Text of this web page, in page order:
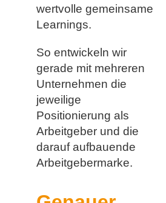
wertvolle gemeinsame
Learnings.
So entwickeln wir
gerade mit mehreren
Unternehmen die
jeweilige
Positionierung als
Arbeitgeber und die
darauf aufbauende
Arbeitgebermarke.